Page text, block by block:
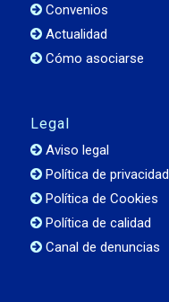
Convenios
Actualidad
Cómo asociarse
Legal
Aviso legal
Política de privacidad
Política de Cookies
Política de calidad
Canal de denuncias